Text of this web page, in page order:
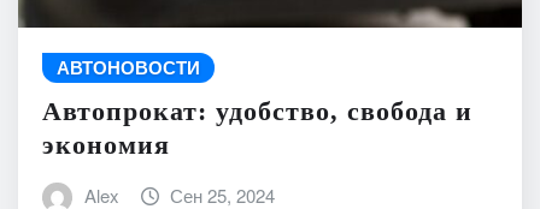
АВТОНОВОСТИ
Автопрокат: удобство, свобода и
экономия
Alex Сен 25, 2024